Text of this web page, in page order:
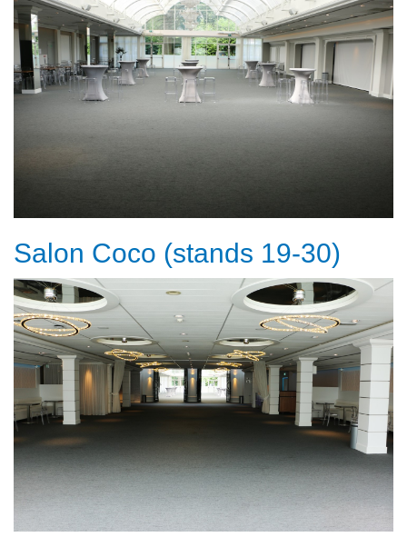
Salon Coco (stands 19-30)